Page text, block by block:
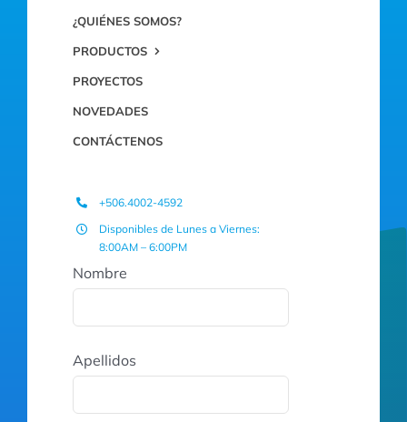
¿QUIÉNES SOMOS?
PRODUCTOS
PROYECTOS
NOVEDADES
CONTÁCTENOS
+506.4002-4592
Disponibles de Lunes a Viernes:
8:00AM – 6:00PM
Nombre
Apellidos